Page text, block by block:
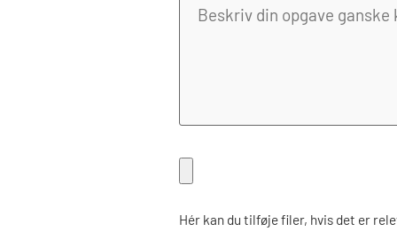
Fil
Hér kan du tilføje filer, hvis det er